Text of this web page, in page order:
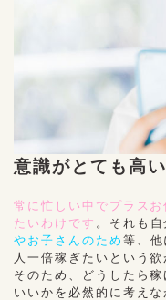
意識がとても高い
常に忙しい中でプラス
たいわけです 。それも
やお子さんのため 等、他
人一倍稼ぎたいという
そのため、どうしたら
いいかを必然的に考え